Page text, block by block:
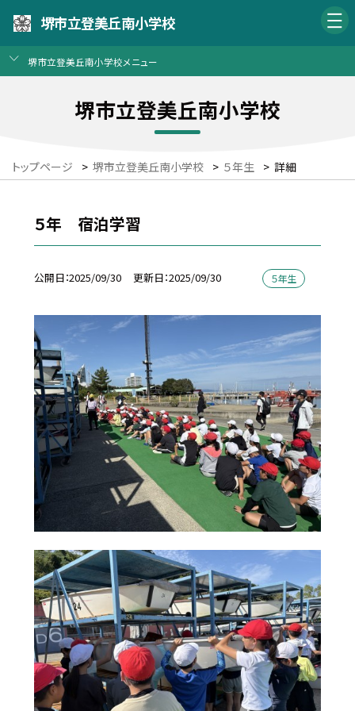
堺市立登美丘南小学校
堺市立登美丘南小学校メニュー
堺市立登美丘南小学校
トップページ > 堺市立登美丘南小学校 > ５年生 > 詳細
５年 宿泊学習
公開日 2025/09/30 更新日 2025/09/30 ５年生